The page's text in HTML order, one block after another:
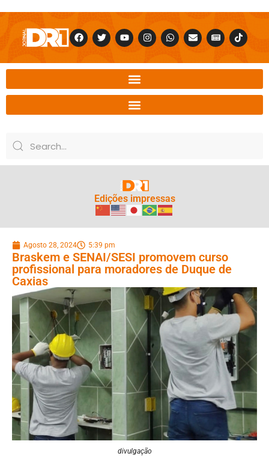
Edições impressas
Agosto 28, 2024 5:39 pm
Braskem e SENAI/SESI promovem curso
profissional para moradores de Duque de
Caxias
divulgação